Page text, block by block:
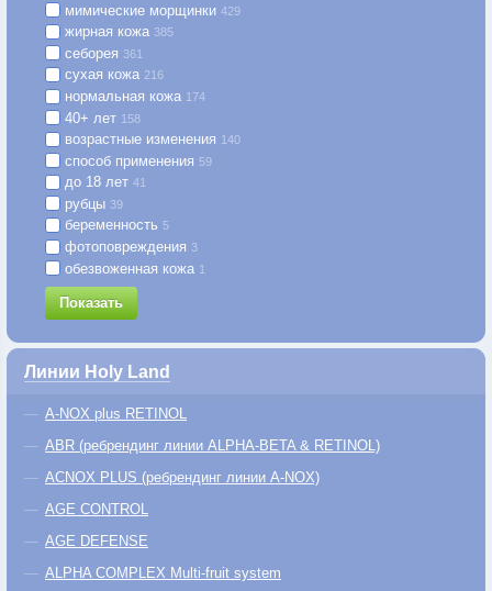
мимические морщинки 429
жирная кожа 385
себорея 361
сухая кожа 216
нормальная кожа 174
40+ лет 158
возрастные изменения 140
способ применения 59
до 18 лет 41
рубцы 39
беременность 5
фотоповреждения 3
обезвоженная кожа 1
Показать
Линии Holy Land
A-NOX plus RETINOL
ABR (ребрендинг линии ALPHA-BETA & RETINOL)
ACNOX PLUS (ребрендинг линии A-NOX)
AGE CONTROL
AGE DEFENSE
ALPHA COMPLEX Multi-fruit system